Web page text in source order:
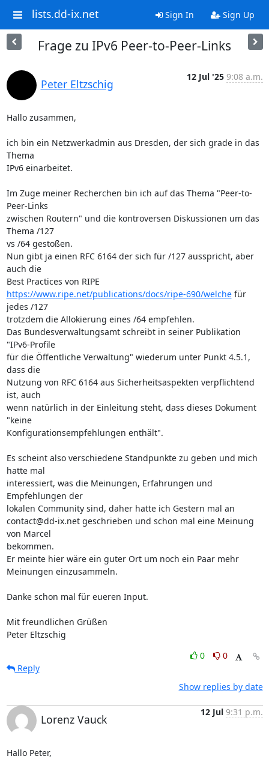
lists.dd-ix.net Sign In Sign Up
Frage zu IPv6 Peer-to-Peer-Links
Peter Eltzschig
12 Jul '25 9:08 a.m.
Hallo zusammen,
ich bin ein Netzwerkadmin aus Dresden, der sich grade in das
Thema
IPv6 einarbeitet.
Im Zuge meiner Recherchen bin ich auf das Thema "Peer-to-
Peer-Links
zwischen Routern" und die kontroversen Diskussionen um das
Thema /127
vs /64 gestoßen.
Nun gibt ja einen RFC 6164 der sich für /127 ausspricht, aber
auch die
https://www.ripe.net/publications/docs/ripe-690/welche für
jedes /127
trotzdem die Allokierung eines /64 empfehlen.
Das Bundesverwaltungsamt schreibt in seiner Publikation
"IPv6-Profile
für die Öffentliche Verwaltung" wiederum unter Punkt 4.5.1,
dass die
Nutzung von RFC 6164 aus Sicherheitsaspekten verpflichtend
ist, auch
wenn natürlich in der Einleitung steht, dass dieses Dokument
"keine
Konfigurationsempfehlungen enthält".
Es scheint also verschiedene Standpunkte zu geben und mich
hatte mal
interessiert, was die Meinungen, Erfahrungen und
Empfehlungen der
lokalen Community sind, daher hatte ich Gestern mal an
contact@dd-ix.net geschrieben und schon mal eine Meinung
von Marcel
bekommen.
Er meinte hier wäre ein guter Ort um noch ein Paar mehr
Meinungen einzusammeln.
Danke schon mal für eueren Input.
Mit freundlichen Grüßen
Peter Eltzschig
0
0
Reply
Show replies by date
Lorenz Vauck
12 Jul 9:31 p.m.
Hallo Peter,